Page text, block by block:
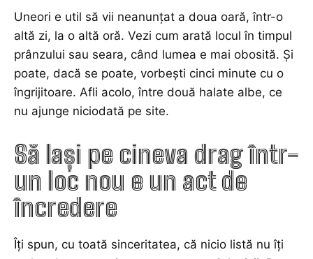
Uneori e util să vii neanunțat a doua oară, într-o
altă zi, la o altă oră. Vezi cum arată locul în timpul
prânzului sau seara, când lumea e mai obosită. Și
poate, dacă se poate, vorbești cinci minute cu o
îngrijitoare. Afli acolo, între două halate albe, ce
nu ajunge niciodată pe site.
Să lași pe cineva drag într-
un loc nou e un act de
încredere
Îți spun, cu toată sinceritatea, că nicio listă nu îți